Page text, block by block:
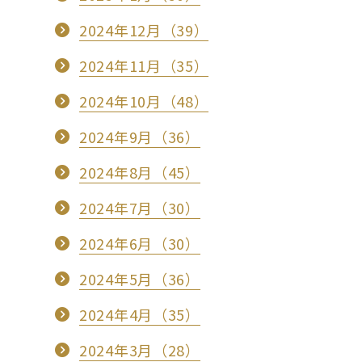
2024年12月（39）
2024年11月（35）
2024年10月（48）
2024年9月（36）
2024年8月（45）
2024年7月（30）
2024年6月（30）
2024年5月（36）
2024年4月（35）
2024年3月（28）